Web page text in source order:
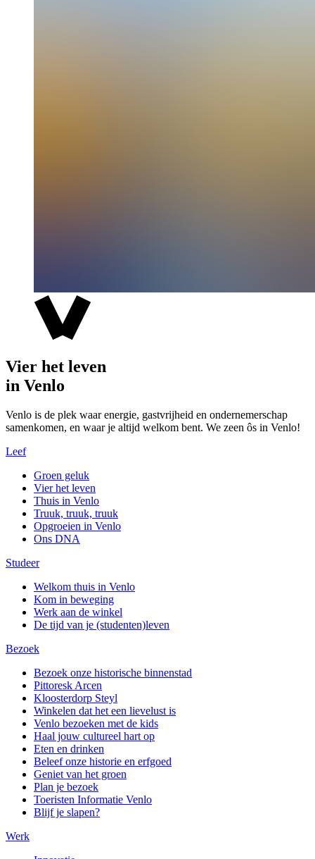
Vier het leven
in Venlo
Venlo is de plek waar energie, gastvrijheid en ondernemerschap
samenkomen, en waar je altijd welkom bent. We zeen ôs in Venlo!
Leef
Groen geluk
Vier het leven
Thuis in Venlo
Truuk, truuk, truuk
Opgroeien in Venlo
Ons DNA
Studeer
Welkom thuis in Venlo
Kom in beweging
Werk aan de winkel
De tijd van je (studenten)leven
Bezoek
Bezoek onze historische binnenstad
Pittoresk Arcen
Kloosterdorp Steyl
Winkelen dat het een lievelust is
Venlo bezoeken met de kids
Haal jouw cultureel hart op
Eten en drinken
Beleef onze historie en erfgoed
Geniet van het groen
Plan je bezoek
Toeristen Informatie Venlo
Blijf je slapen?
Werk